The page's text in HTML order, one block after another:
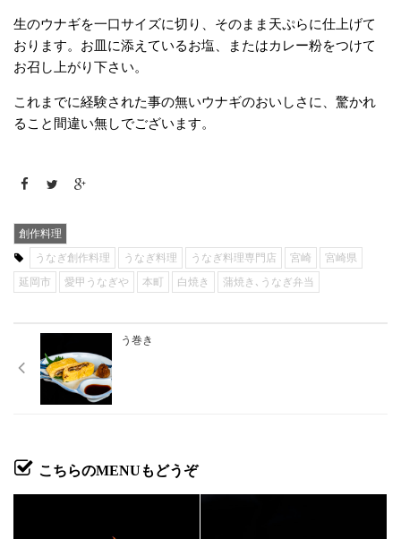
生のウナギを一口サイズに切り、そのまま天ぷらに仕上げて
おります。お皿に添えているお塩、またはカレー粉をつけて
お召し上がり下さい。
これまでに経験された事の無いウナギのおいしさに、驚かれ
ること間違い無しでございます。
創作料理
うなぎ創作料理
うなぎ料理 うなぎ料理専門店 宮崎
宮崎県
延岡市
愛甲うなぎや 本町 白焼き 蒲焼き､うなぎ弁当
う巻き
こちらのMENUもどうぞ